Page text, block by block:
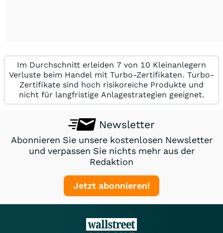
Im Durchschnitt erleiden 7 von 10 Kleinanlegern
Verluste beim Handel mit Turbo-Zertifikaten. Turbo-
Zertifikate sind hoch risikoreiche Produkte und
nicht für langfristige Anlagestrategien geeignet.
Newsletter
Abonnieren Sie unsere kostenlosen Newsletter
und verpassen Sie nichts mehr aus der
Redaktion
Jetzt abonnieren!